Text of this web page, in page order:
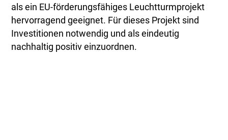
als ein EU-förderungsfähiges Leuchtturmprojekt
hervorragend geeignet. Für dieses Projekt sind
Investitionen notwendig und als eindeutig
nachhaltig positiv einzuordnen.